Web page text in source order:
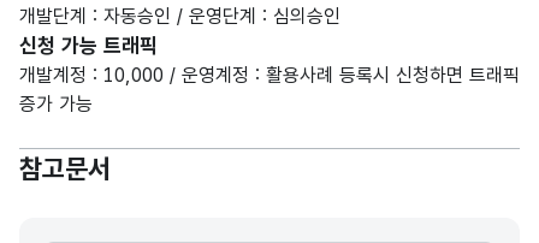
개발단계 : 자동승인 / 운영단계 : 심의승인
신청 가능 트래픽
개발계정 : 10,000 / 운영계정 : 활용사례 등록시 신청하면 트래픽
증가 가능
참고문서